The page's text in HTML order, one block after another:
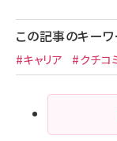
この記事のキーワ
#キャリア #クチコ